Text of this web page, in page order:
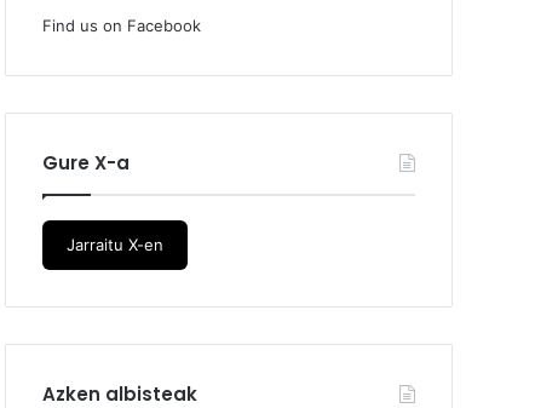
Find us on Facebook
Gure X-a
Jarraitu X-en
Azken albisteak